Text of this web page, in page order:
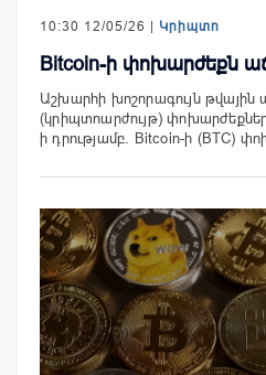
10:30 12/05/26 | Կրիպտո
Bitcoin-ի փոխարժեքն
Աշխարհի խոշորագույն թվային
(կրիպտոարժույթ)
ի դրությամբ. Bitcoin-ի (BTC)